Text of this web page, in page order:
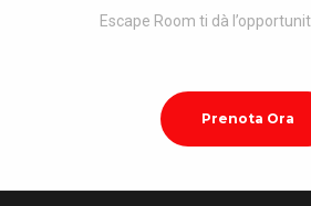
Escape Room ti dà
Prenota Ora